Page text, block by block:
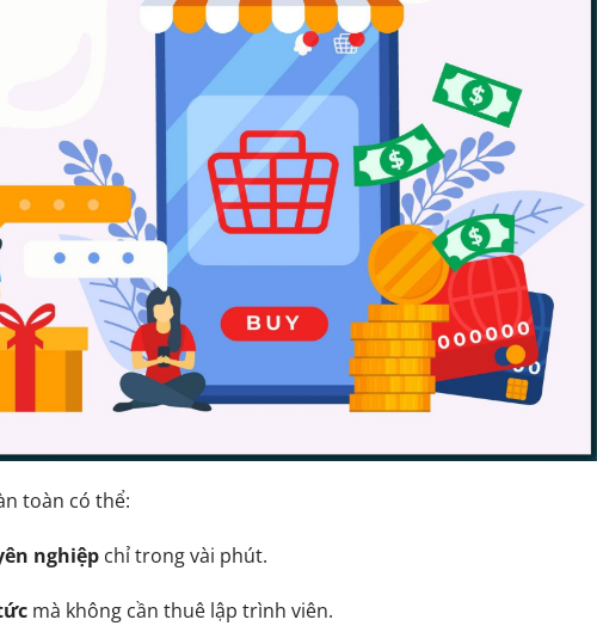
toàn có thể:
nghiệpchỉ trong vài phút.
mà không cần thuê lập trình viên.